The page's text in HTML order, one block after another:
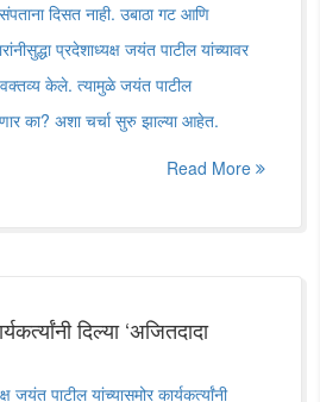
दिसत नाही. उबाठा गट आणि
प्रदेशाध्यक्ष जयंत पाटील यांच्यावर
वक्तव्य केले. त्यामुळे जयंत पाटील
का? अशा चर्चा सुरु झाल्या आहेत.
Read More
दिल्या ‘अजितदादा
जयंत पाटील यांच्यासमोर कार्यकर्त्यांनी